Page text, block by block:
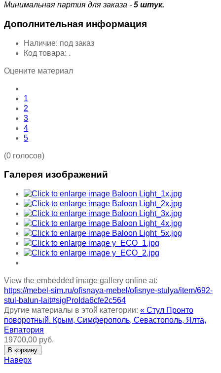
Минимальная партия для заказа - 5 штук.
Дополнительная информация
Наличие: под заказ
Код товара: .
Оцените материал
1
2
3
4
5
(0 голосов)
Галерея изображений
View the embedded image gallery online at:
https://mebel-sim.ru/ofisnaya-mebel/ofisnye-stulya/item/692-
stul-balun-lait#sigProIda6cfe2c564
Другие материалы в этой категории: « Стул Пронто
поворотный. Крым, Симферополь, Севастополь, Ялта,
Евпатория
19700,00 руб.
Наверх